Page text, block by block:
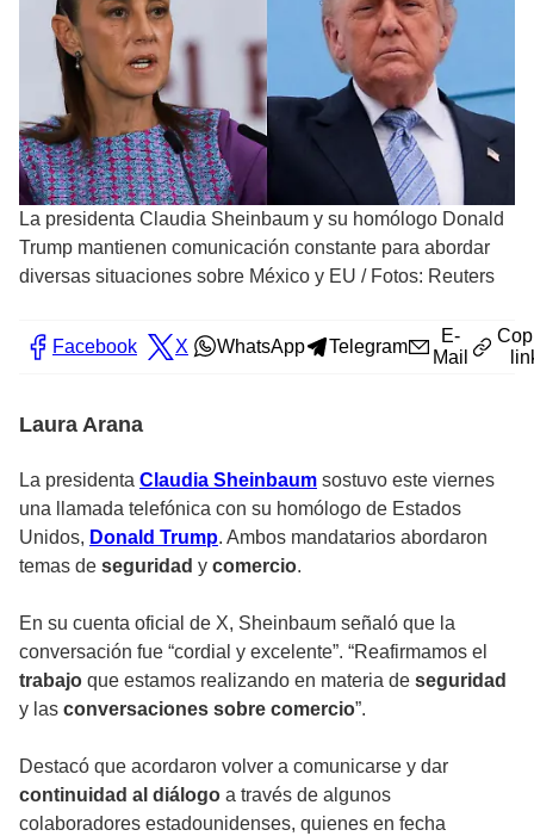
La presidenta Claudia Sheinbaum y su homólogo Donald
Trump mantienen comunicación constante para abordar
diversas situaciones sobre México y EU / Fotos: Reuters
Facebook X WhatsApp Telegram
E-
Mail
Laura Arana
La presidenta Claudia Sheinbaum sostuvo este viernes
una llamada telefónica con su homólogo de Estados
Unidos, Donald Trump. Ambos mandatarios abordaron
temas de seguridad y comercio.
En su cuenta oficial de X, Sheinbaum señaló que la
conversación fue “cordial y excelente”. “Reafirmamos el
trabajo que estamos realizando en materia de seguridad
y las conversaciones sobre comercio”.
Destacó que acordaron volver a comunicarse y dar
continuidad al diálogo a través de algunos
colaboradores estadounidenses, quienes en fecha